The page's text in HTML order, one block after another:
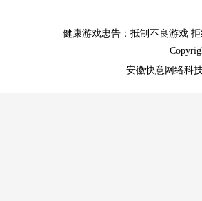
健康游戏忠告：抵制不良游戏
安徽快意网络科